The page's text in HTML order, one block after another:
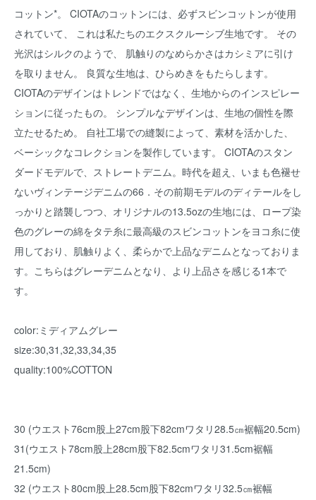
コットン*。 CIOTAのコットンには、必ずスビンコットンが使用
されていて、 これは私たちのエクスクルーシブ生地です。 その
光沢はシルクのようで、 肌触りのなめらかさはカシミアに引け
を取りません。 良質な生地は、ひらめきをもたらします。
CIOTAのデザインはトレンドではなく、生地からのインスピレー
ションに従ったもの。 シンプルなデザインは、生地の個性を際
立たせるため。 自社工場での縫製によって、素材を活かした、
ベーシックなコレクションを製作しています。 CIOTAのスタン
ダードモデルで、ストレートデニム。時代を超え、いまも色褪せ
ないヴィンテージデニムの66．その前期モデルのディテールをし
っかりと踏襲しつつ、オリジナルの13.5ozの生地には、ロープ染
色のグレーの綿をタテ糸に最高級のスビンコットンをヨコ糸に使
用しており、肌触りよく、柔らかで上品なデニムとなっておりま
す。こちらはグレーデニムとなり、より上品さを感じる1本で
す。
color:ミディアムグレー
size:30,31,32,33,34,35
quality:100%COTTON
30 (ウエスト76cm股上27cm股下82cmワタリ28.5㎝裾幅20.5cm)
31(ウエスト78cm股上28cm股下82.5cmワタリ31.5cm裾幅
21.5cm)
32 (ウエスト80cm股上28.5cm股下82cmワタリ32.5㎝裾幅